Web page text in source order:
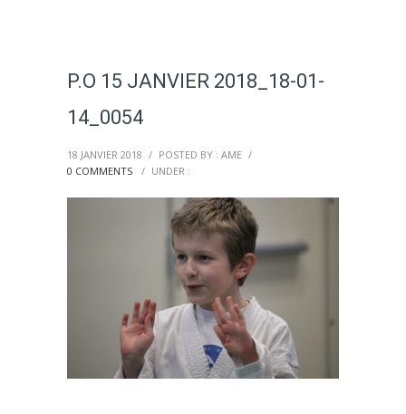
P.O 15 JANVIER 2018_18-01-
14_0054
18 JANVIER 2018 / POSTED BY : AME /
0 COMMENTS
/ UNDER :